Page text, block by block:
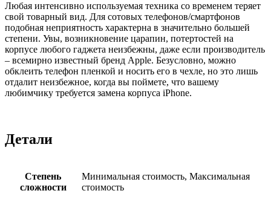
Любая интенсивно используемая техника со временем теряет
свой товарный вид. Для сотовых телефонов/смартфонов
подобная неприятность характерна в значительно большей
степени. Увы, возникновение царапин, потертостей на
корпусе любого гаджета неизбежны, даже если производитель
– всемирно известный бренд Apple. Безусловно, можно
обклеить телефон пленкой и носить его в чехле, но это лишь
отдалит неизбежное, когда вы поймете, что вашему
любимчику требуется замена корпуса iPhone.
Детали
Степень
сложности
Минимальная стоимость, Максимальная
стоимость